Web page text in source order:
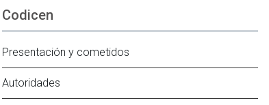
Codicen
Presentación y cometidos
Autoridades